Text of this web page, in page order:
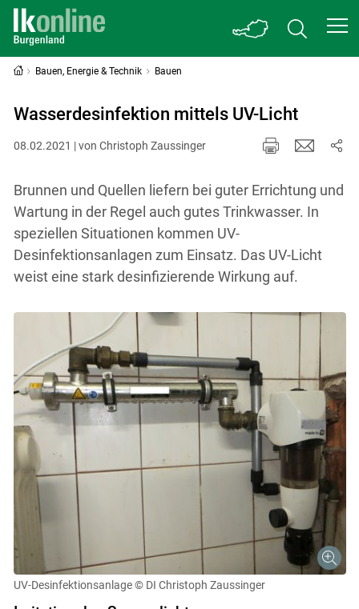
Bauen, Energie & Technik Bauen
Wasserdesinfektion mittels UV-Licht
08.02.2021 | von Christoph Zaussinger
Brunnen und Quellen liefern bei guter Errichtung und
Wartung in der Regel auch gutes Trinkwasser. In
speziellen Situationen kommen UV-
Desinfektionsanlagen zum Einsatz. Das UV-Licht
weist eine stark desinfizierende Wirkung auf.
UV-Desinfektionsanlage © DI Christoph Zaussinger